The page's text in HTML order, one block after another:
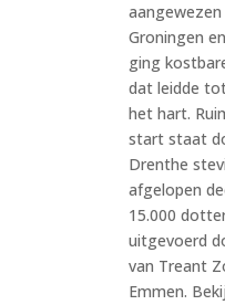
Groningen
ging
dat leidde
het hart.
start staat
Drenthe
afgelopen
15.000
uitgevoerd
van Treant
Emmen.